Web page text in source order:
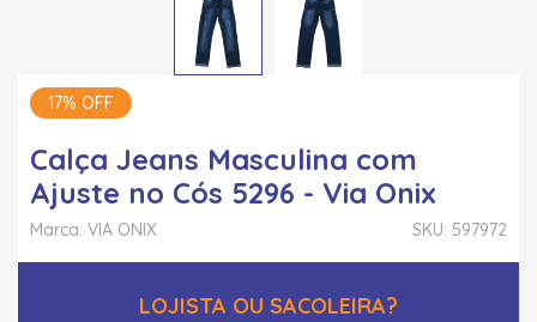
17% OFF
Calça Jeans Masculina com
Ajuste no Cós 5296 - Via Onix
SKU: 597972
Marca: VIA ONIX
LOJISTA OU SACOLEIRA?